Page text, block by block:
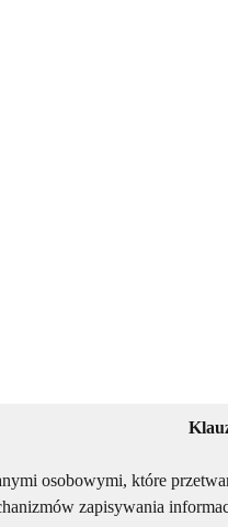
osobowymi, które
zapisywania